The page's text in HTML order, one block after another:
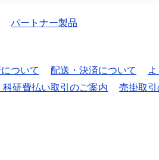
パートナー製品
ついて 配送・決済について
研費払い取引のご案内 売掛取